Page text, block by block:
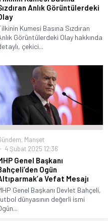
Anlık Görüntülerdeki
Kumesi Basına Sızdıran
Görüntülerdeki Olay hakkında
çekici...
, Manşet
4 Şubat 2025 12:36
Genel Başkanı
Ogün
Vefat Mesajı
Genel Başkanı Devlet Bahçeli,
dünyasının değerli ismi